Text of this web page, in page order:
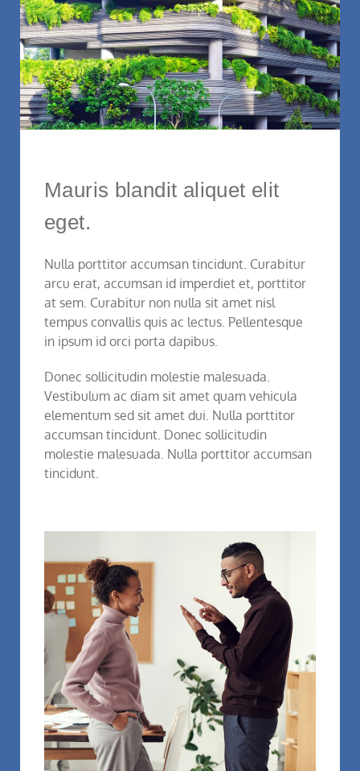
Mauris blandit aliquet elit
eget.
Nulla porttitor accumsan tincidunt. Curabitur
arcu erat, accumsan id imperdiet et, porttitor
at sem. Curabitur non nulla sit amet nisl
tempus convallis quis ac lectus. Pellentesque
in ipsum id orci porta dapibus.
Donec sollicitudin molestie malesuada.
Vestibulum ac diam sit amet quam vehicula
elementum sed sit amet dui. Nulla porttitor
accumsan tincidunt. Donec sollicitudin
molestie malesuada. Nulla porttitor accumsan
tincidunt.